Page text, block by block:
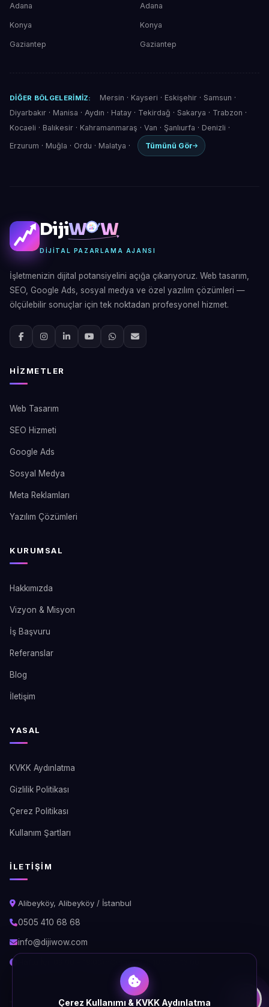
Adana
Konya
Gaziantep
Adana
Konya
Gaziantep
DIĞER BÖLGELERIMIZ: Mersin · Kayseri · Eskişehir· Samsun ·
Diyarbakır · Manisa · Aydın · Hatay · Tekirdağ · Sakarya · Trabzon ·
Kocaeli · Balıkesir · Kahramanmaraş · Van · Şanlıurfa · Denizli ·
Erzurum · Muğla · Ordu · Malatya · Tümünü Gör
DijiW W
DIJITAL PAZARLAMA AJANSI
İşletmenizin dijital potansiyelini açığa çıkarıyoruz. Web tasarım,
SEO, Google Ads, sosyal medya ve özel yazılım çözümleri —
ölçülebilir sonuçlar için tek noktadan profesyonel hizmet.
HIZMETLER
Web Tasarım
SEO Hizmeti
Google Ads
Sosyal Medya
Meta Reklamları
Yazılım Çözümleri
KURUMSAL
Hakkımızda
Vizyon & Misyon
İş Başvuru
Referanslar
Blog
İletişim
YASAL
KVKK Aydınlatma
Gizlilik Politikası
Çerez Politikası
Kullanım Şartları
İLETIŞIM
Alibeyköy, Alibeyköy / İstanbul
0505 410 68 68
info@dijiwow.com
Çerez Kullanımı & KVKK Aydınlatma